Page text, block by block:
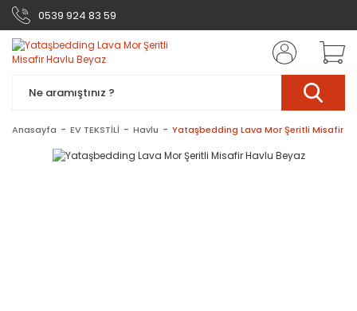
0539 924 83 59
Anasayfa EV TEKSTİLİ Havlu Yataşbedding Lava Mor Şeritli Misafir